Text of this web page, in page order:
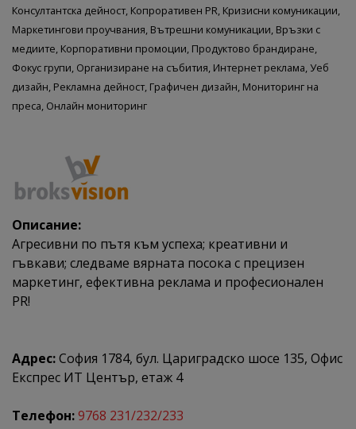
Консултантска дейност, Копроративен PR, Кризисни комуникации,
Маркетингови проучвания, Вътрешни комуникации, Връзки с
медиите, Корпоративни промоции, Продуктово брандиране,
Фокус групи, Организиране на събития, Интернет реклама, Уеб
дизайн, Рекламна дейност, Графичен дизайн, Мониторинг на
преса, Онлайн мониторинг
Описание:
Агресивни по пътя към успеха; креативни и
гъвкави; следваме вярната посока с прецизен
маркетинг, ефективна реклама и професионален
PR!
Адрес:София 1784, бул. Цариградско шосе 135, Офис
Експрес ИТ Център, етаж 4
Телефон:9768 231/232/233